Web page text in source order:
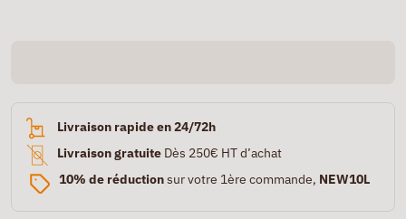
Livraison rapide en 24/72h
Livraison gratuite Dès 250€ HT d’achat
10% de réductionsur votre 1ère commande, NEW10L